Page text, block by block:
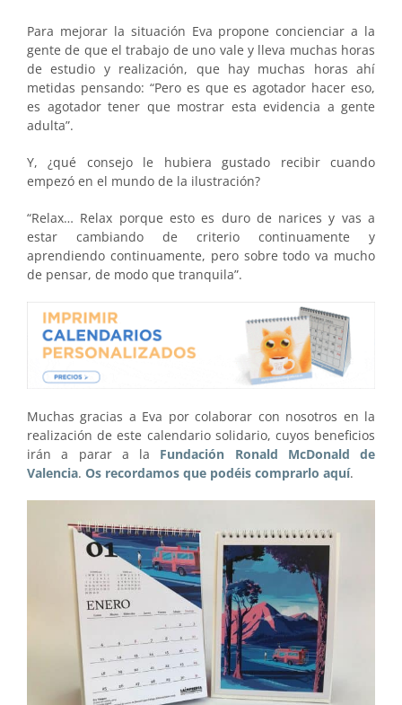
Para mejorar la situación Eva propone concienciar a la
gente de que el trabajo de uno vale y lleva muchas horas
de estudio y realización, que hay muchas horas ahí
metidas pensando: “Pero es que es agotador hacer eso,
es agotador tener que mostrar esta evidencia a gente
adulta”.
Y, ¿qué consejo le hubiera gustado recibir cuando
empezó en el mundo de la ilustración?
“Relax… Relax porque esto es duro de narices y vas a
estar cambiando de criterio continuamente y
aprendiendo continuamente, pero sobre todo va mucho
de pensar, de modo que tranquila”.
Muchas gracias a Eva por colaborar con nosotros en la
realización de este calendario solidario, cuyos beneficios
irán a parar a la Fundación Ronald McDonald de
Valencia. Os recordamos que podéis comprarlo aquí.